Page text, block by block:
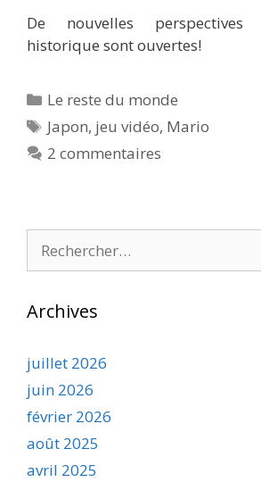
De nouvelles perspectives
historique sont ouvertes!
Catégories
Le reste du monde
Étiquettes
Japon, jeu vidéo, Mario
2 commentaires
Archives
juillet 2026
juin 2026
février 2026
août 2025
avril 2025